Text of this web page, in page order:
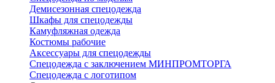
Демисезонная спецодежда
Шкафы для спецодежды
Камуфляжная одежда
Костюмы рабочие
Аксессуары для спецодежды
Спецодежда с заключением МИНПРОМТОРГА
Спецодежда с логотипом